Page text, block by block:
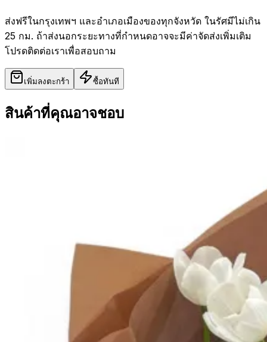
ส่งฟรีในกรุงเทพฯ และอำเภอเมืองของทุกจังหวัด ในรัศมีไม่เกิน
25 กม. ถ้าส่งนอกระยะทางที่กำหนดอาจจะมีค่าจัดส่งเพิ่มเติม
โปรดติดต่อเราเพื่อสอบถาม
เพิ่มลงตะกร้า ซื้อทันที
สินค้าที่คุณอาจชอบ